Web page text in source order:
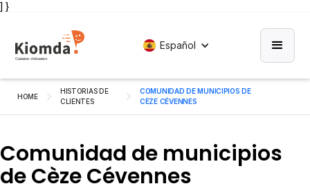
] }
Español
HOME
HISTORIAS DE
CLIENTES
COMUNIDAD DE MUNICIPIOS DE
CÈZE CÉVENNES
Comunidad de municipios
de Cèze Cévennes